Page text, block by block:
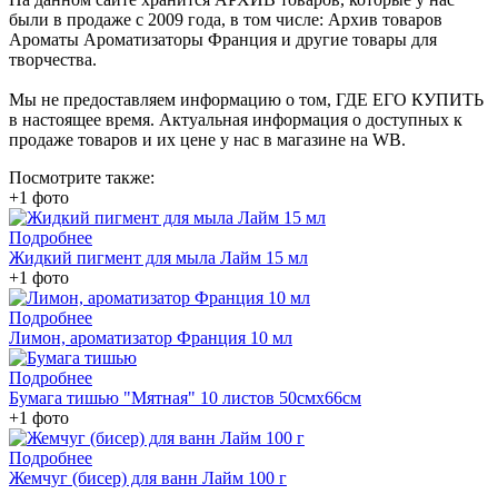
были в продаже с 2009 года, в том числе: Архив товаров
Ароматы Ароматизаторы Франция и другие товары для
творчества.
Мы не предоставляем информацию о том, ГДЕ ЕГО КУПИТЬ
в настоящее время. Актуальная информация о доступных к
продаже товаров и их цене у нас в магазине на WB.
Посмотрите также:
+1 фото
Подробнее
Жидкий пигмент для мыла Лайм 15 мл
+1 фото
Подробнее
Лимон, ароматизатор Франция 10 мл
Подробнее
Бумага тишью "Мятная" 10 листов 50смх66см
+1 фото
Подробнее
Жемчуг (бисер) для ванн Лайм 100 г